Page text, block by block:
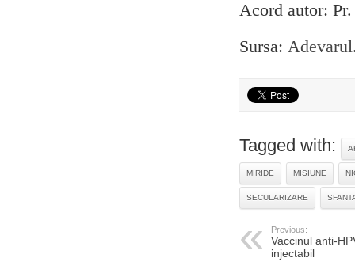
Acord autor:
Sursa:
Tagged with:
MIRIDE MISIUNE
SECULARIZARE
Previous:
Vaccinul anti-
injectabil